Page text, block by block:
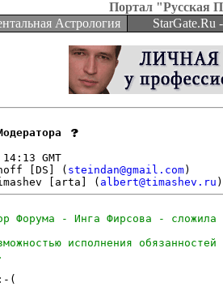
Портал "Русская
Астрология
StarGate.Ru
[DS] ( steindan@gmail.com
[arta] ( albert@timashev.ru
(